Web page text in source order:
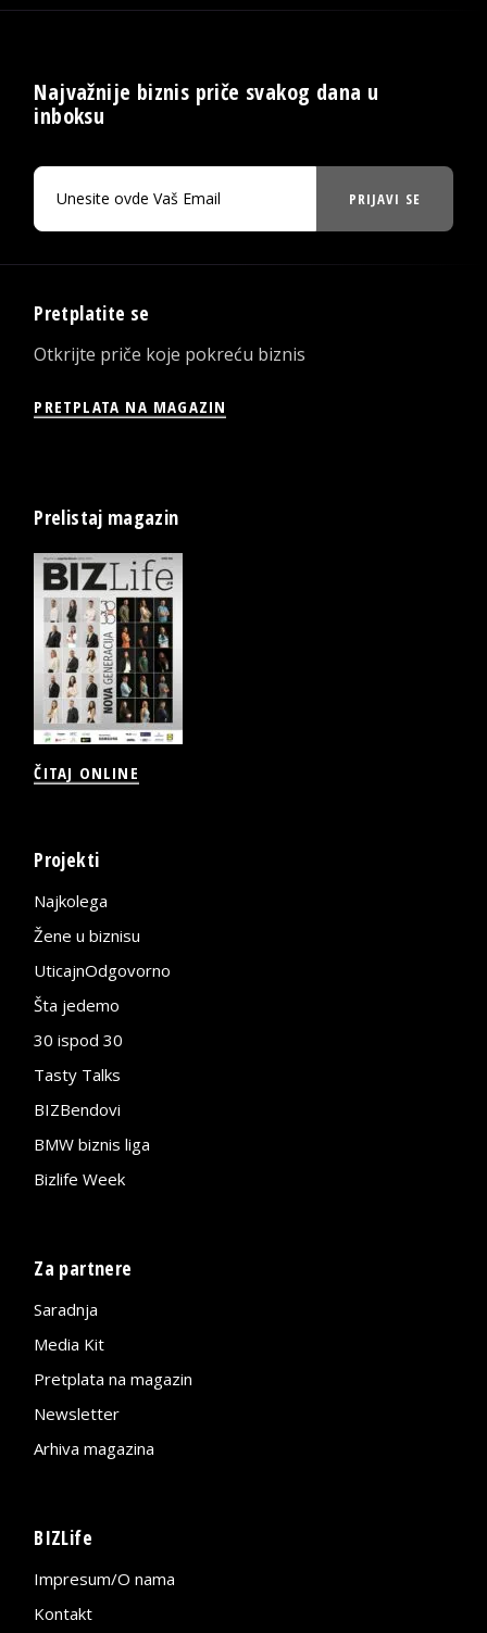
Najvažnije biznis priče svakog dana u
inboksu
PRIJAVI SE
Pretplatite se
Otkrijte priče koje pokreću biznis
PRETPLATA NA MAGAZIN
Prelistaj magazin
ČITAJ ONLINE
Projekti
Najkolega
Žene u biznisu
UticajnOdgovorno
Šta jedemo
30 ispod 30
Tasty Talks
BIZBendovi
BMW biznis liga
Bizlife Week
Za partnere
Saradnja
Media Kit
Pretplata na magazin
Newsletter
Arhiva magazina
BIZLife
Impresum/O nama
Kontakt